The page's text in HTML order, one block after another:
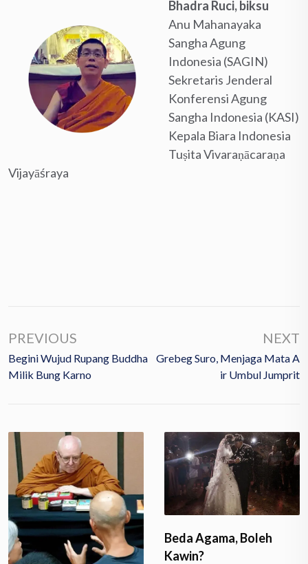
Bhadra Ruci, biksu
Anu Mahanayaka
Sangha Agung
Indonesia (SAGIN)
Sekretaris Jenderal
Konferensi Agung
Sangha Indonesia (KASI)
Kepala Biara Indonesia
Tuṣita Vivaraṇācaraṇa
Vijayāśraya
PREVIOUS
Begini Wujud Rupang Buddha
Milik Bung Karno
NEXT
Grebeg Suro, Menjaga Mata A
Ir Umbul Jumprit
Beda Agama, Boleh
Kawin?